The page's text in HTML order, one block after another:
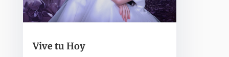
Vive tu Hoy